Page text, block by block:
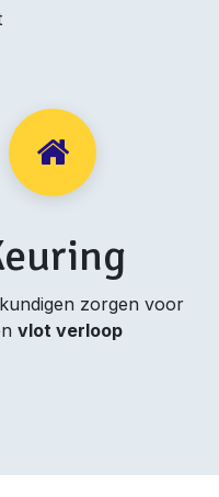
zorgen voor
vlot verloop